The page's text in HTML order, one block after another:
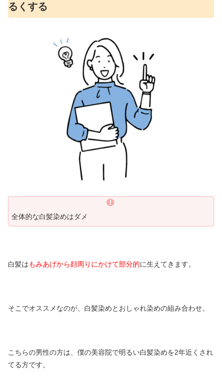
るくする
全体的な白髪染めはダメ
白髪はもみあげから顔周りにかけて部分的に生えてきます。
そこでオススメなのが、白髪染めとおしゃれ染めの組み合わせ。
こちらの男性の方は、僕の美容院で明るい白髪染めを2年近くされ
てる方です。